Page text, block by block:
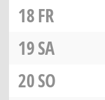
18FR
19SA
20SO